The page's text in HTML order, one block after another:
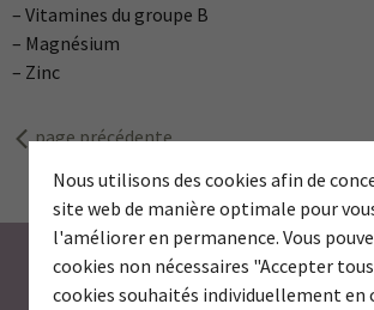
Nous utilisons des cookies afin de
site web de manière optimale pour
l'améliorer en permanence. Vous
cookies non nécessaires "Accepter
cookies souhaités individuellement en
– Vitamines du groupe B
– Magnésium
– Zinc
page précédente
S’abonner à la